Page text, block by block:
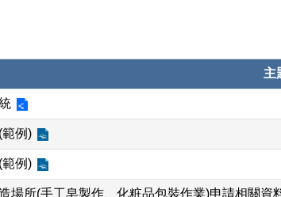
主
例)
例)
場所(手工皂製作、化粧品包裝作業)申請相關資